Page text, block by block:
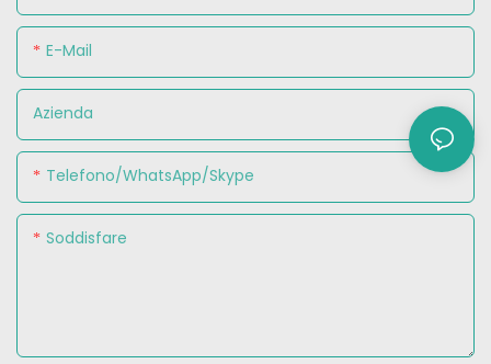
E-Mail
Azienda
Telefono/WhatsApp/Skype
Soddisfare